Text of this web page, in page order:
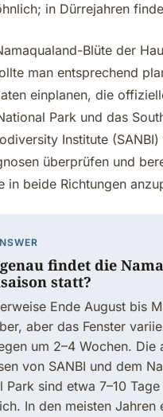
in Dürrejahren
Blüte der
man entsprechend
einplanen, die
Park und das
Institute
überprüfen und
in beide Richtungen
findet die
statt?
Ende August bis
aber das Fenster
um 2–4 Wochen. Die
von SANBI und dem
Park sind etwa 7–10
In den meisten Jahren